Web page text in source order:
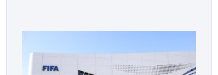
نهضة بركان على موعد في هذا الدور مع الفائز من المباراة
الغامبي، حيث يطمح الفريق […]